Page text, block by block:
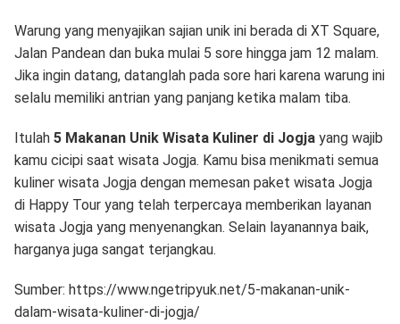
Warung yang menyajikan sajian unik ini berada di XT Square,
Jalan Pandean dan buka mulai 5 sore hingga jam 12 malam.
Jika ingin datang, datanglah pada sore hari karena warung ini
selalu memiliki antrian yang panjang ketika malam tiba.
Itulah 5 Makanan Unik Wisata Kuliner di Jogjayang wajib
kamu cicipi saat wisata Jogja. Kamu bisa menikmati semua
kuliner wisata Jogja dengan memesan paket wisata Jogja
di Happy Tour yang telah terpercaya memberikan layanan
wisata Jogja yang menyenangkan. Selain layanannya baik,
harganya juga sangat terjangkau.
Sumber: https://www.ngetripyuk.net/5-makanan-unik-
dalam-wisata-kuliner-di-jogja/